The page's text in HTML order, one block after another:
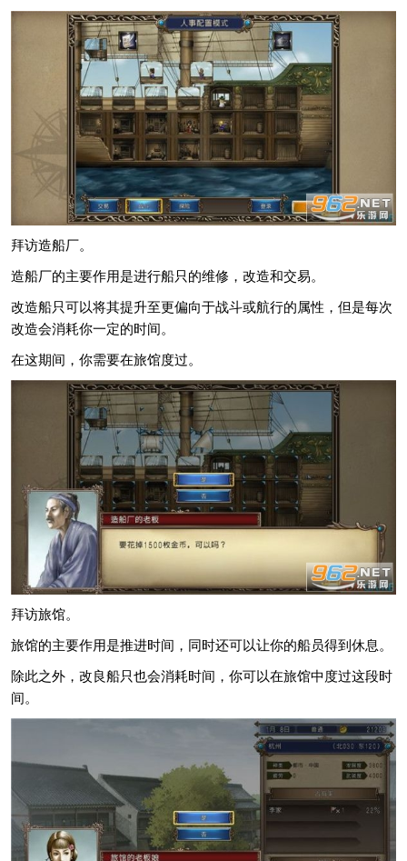
拜访造船厂。
造船厂的主要作用是进行船只的维修，改造和交易。
改造船只可以将其提升至更偏向于战斗或航行的属性，但是每次
改造会消耗你一定的时间。
在这期间，你需要在旅馆度过。
拜访旅馆。
旅馆的主要作用是推进时间，同时还可以让你的船员得到休息。
除此之外，改良船只也会消耗时间，你可以在旅馆中度过这段时
间。